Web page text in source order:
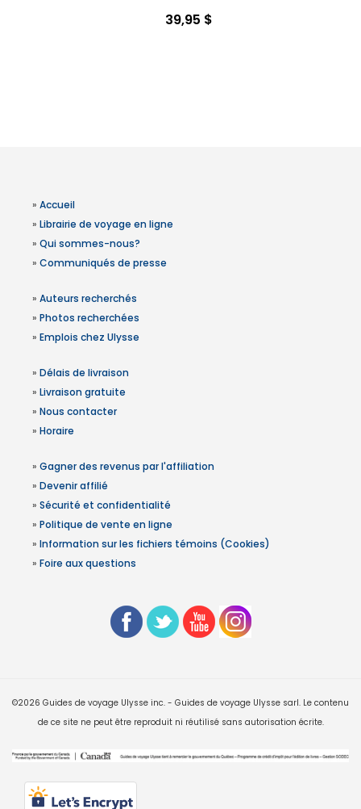
39,95 $
» Accueil
» Librairie de voyage en ligne
» Qui sommes-nous?
» Communiqués de presse
» Auteurs recherchés
» Photos recherchées
» Emplois chez Ulysse
» Délais de livraison
» Livraison gratuite
» Nous contacter
» Horaire
» Gagner des revenus par l'affiliation
» Devenir affilié
» Sécurité et confidentialité
» Politique de vente en ligne
» Information sur les fichiers témoins (Cookies)
» Foire aux questions
©2026 Guides de voyage Ulysse inc. - Guides de voyage Ulysse sarl. Le contenu
de ce site ne peut être reproduit ni réutilisé sans autorisation écrite.